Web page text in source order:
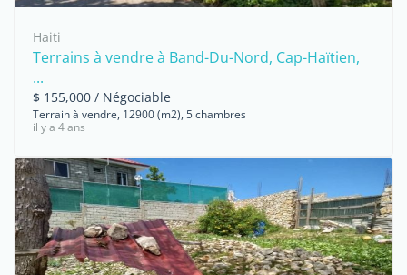
Haiti
Terrains à vendre à Band-Du-Nord, Cap-Haïtien,
...
$ 155,000 / Négociable
Terrain à vendre, 12900 (m2), 5 chambres
il y a 4 ans